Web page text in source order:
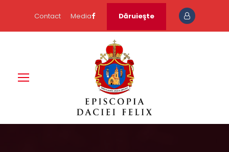
Contact Media Dăruieşte